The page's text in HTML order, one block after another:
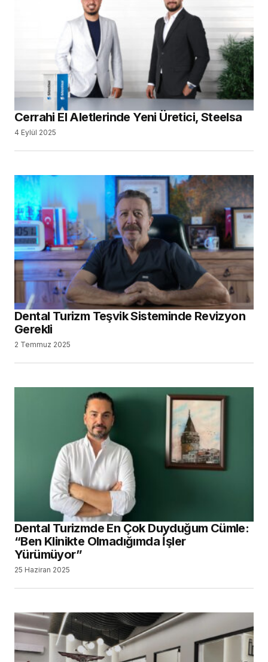
Cerrahi El Aletlerinde Yeni Üretici, Steelsa
4 Eylül 2025
Dental Turizm Teşvik Sisteminde Revizyon
Gerekli
2 Temmuz 2025
Dental Turizmde En Çok Duyduğum Cümle:
“Ben Klinikte Olmadığımda İşler
Yürümüyor”
25 Haziran 2025